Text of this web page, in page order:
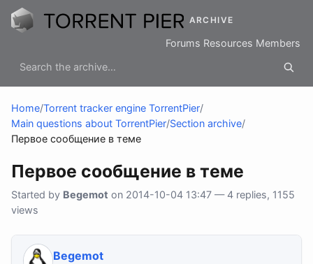
ARCHIVE
Forums Resources Members
Home/Torrent tracker engine TorrentPier/
Main questions about TorrentPier/Section archive/
Первое сообщение в теме
Первое сообщение в теме
Started by Begemot on 2014-10-04 13:47 — 4 replies, 1155
views
Begemot